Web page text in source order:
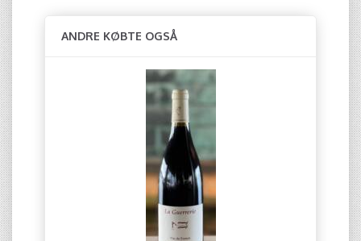
ANDRE KØBTE OGSÅ